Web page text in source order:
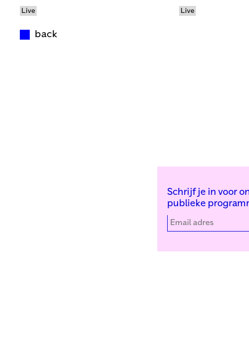
Live Live
back
Schrijf je in voor
publieke